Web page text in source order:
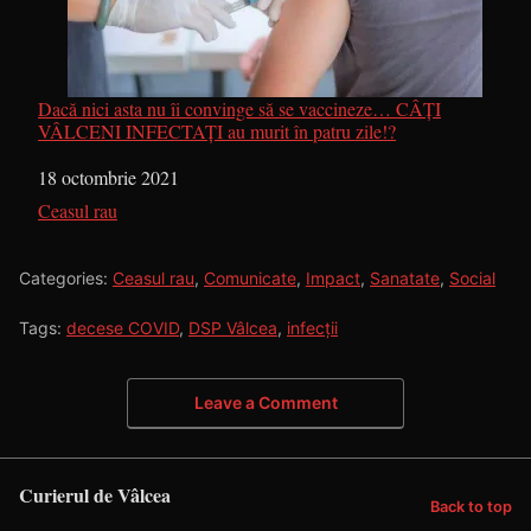
Dacă nici asta nu îi convinge să se vaccineze… CÂȚI
VÂLCENI INFECTAȚI au murit în patru zile!?
Dată
18 octombrie 2021
În legătură cu
Ceasul rau
Categories: Ceasul rau, Comunicate, Impact, Sanatate, Social
Tags: decese COVID, DSP Vâlcea, infecții
Leave a Comment
Curierul de Vâlcea Back to top